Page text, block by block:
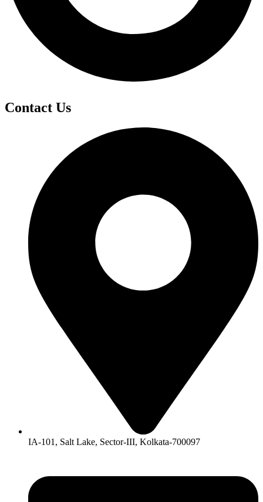
Contact Us
IA-101, Salt Lake, Sector-III, Kolkata-700097